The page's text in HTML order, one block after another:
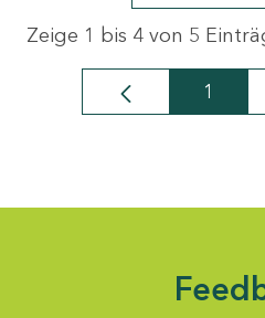
Zeige 1 bis 4 von 5
Seite
1